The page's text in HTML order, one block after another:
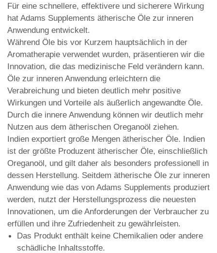
Für eine schnellere, effektivere und sicherere Wirkung
hat Adams Supplements ätherische Öle zur inneren
Anwendung entwickelt.
Während Öle bis vor Kurzem hauptsächlich in der
Aromatherapie verwendet wurden, präsentieren wir die
Innovation, die das medizinische Feld verändern kann.
Öle zur inneren Anwendung erleichtern die
Verabreichung und bieten deutlich mehr positive
Wirkungen und Vorteile als äußerlich angewandte Öle.
Durch die innere Anwendung können wir deutlich mehr
Nutzen aus dem ätherischen Oreganoöl ziehen.
Indien exportiert große Mengen ätherischer Öle. Indien
ist der größte Produzent ätherischer Öle, einschließlich
Oreganoöl, und gilt daher als besonders professionell in
dessen Herstellung. Seitdem ätherische Öle zur inneren
Anwendung wie das von Adams Supplements produziert
werden, nutzt der Herstellungsprozess die neuesten
Innovationen, um die Anforderungen der Verbraucher zu
erfüllen und ihre Zufriedenheit zu gewährleisten.
Das Produkt enthält keine Chemikalien oder andere
schädliche Inhaltsstoffe.